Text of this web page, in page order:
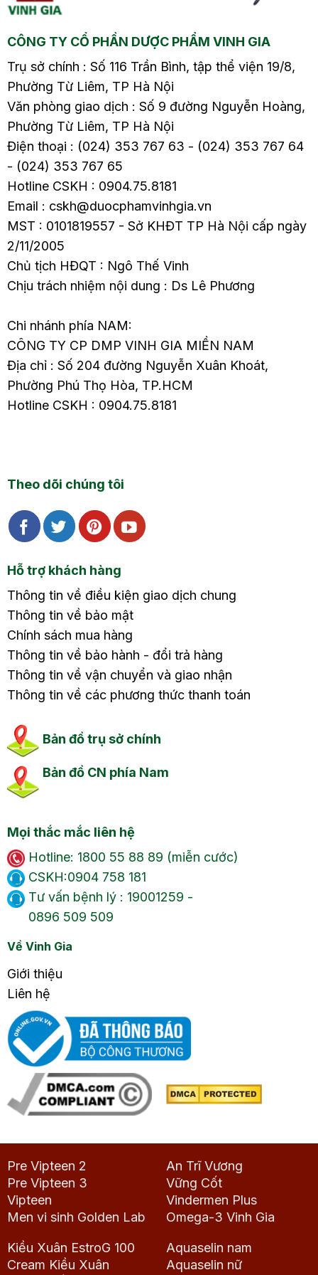
biệt thời…
CÔNG TY CỔ PHẦN DƯỢC PHẨM VINH GIA
Trụ sở chính : Số 116 Trần Bình, tập thể viện 19/8,
Phường Từ Liêm, TP Hà Nội
Văn phòng giao dịch : Số 9 đường Nguyễn Hoàng,
Phường Từ Liêm, TP Hà Nội
Điện thoại : (024) 353 767 63 - (024) 353 767 64
- (024) 353 767 65
Hotline CSKH : 0904.75.8181
Email : cskh@duocphamvinhgia.vn
MST : 0101819557 - Sở KHĐT TP Hà Nội cấp ngày
2/11/2005
Chủ tịch HĐQT : Ngô Thế Vinh
Chịu trách nhiệm nội dung : Ds Lê Phương
Chi nhánh phía NAM:
CÔNG TY CP DMP VINH GIA MIỀN NAM
Địa chỉ : Số 204 đường Nguyễn Xuân Khoát,
Phường Phú Thọ Hòa, TP.HCM
Hotline CSKH : 0904.75.8181
Theo dõi chúng tôi
Hỗ trợ khách hàng
Thông tin về điều kiện giao dịch chung
Thông tin về bảo mật
Chính sách mua hàng
Thông tin về bảo hành - đổi trả hàng
Thông tin về vận chuyển và giao nhận
Thông tin về các phương thức thanh toán
Bản đồ trụ sở chính
Bản đồ CN phía Nam
Mọi thắc mắc liên hệ
Hotline: 1800 55 88 89 (miễn cước)
CSKH:0904 758 181
Tư vấn bệnh lý : 19001259 -
0896 509 509
Về Vinh Gia
Giới thiệu
Liên hệ
Pre Vipteen 2
Pre Vipteen 3
Vipteen
Men vi sinh Golden Lab
An Trĩ Vương
Vững Cốt
Vindermen Plus
Omega-3 Vinh Gia
Kiều Xuân EstroG 100
Cream Kiều Xuân
Aquaselin nam
Aquaselin nữ